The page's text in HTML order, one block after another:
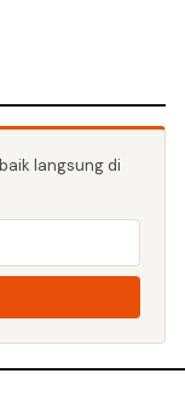
langsung di